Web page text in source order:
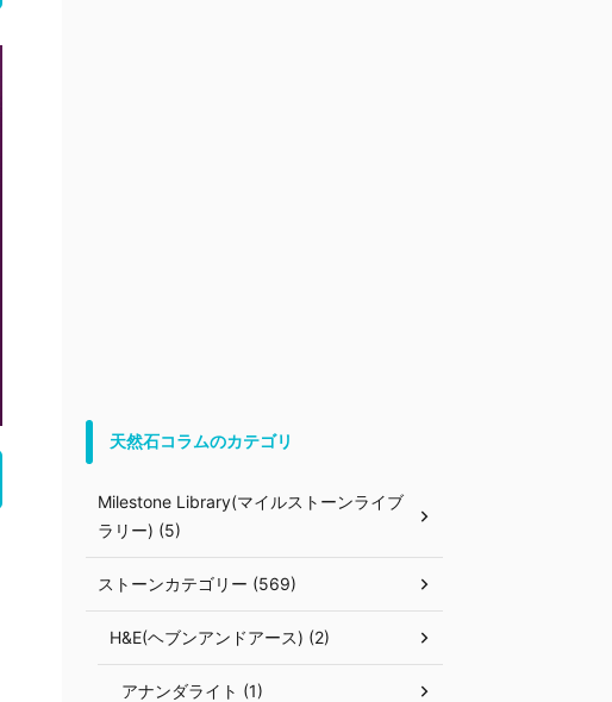
天然石コラムのカテゴリ
Milestone Library(マイルストーンライブ
ラリー) (5)
ストーンカテゴリー (569)
H&E(ヘブンアンドアース) (2)
アナンダライト (1)